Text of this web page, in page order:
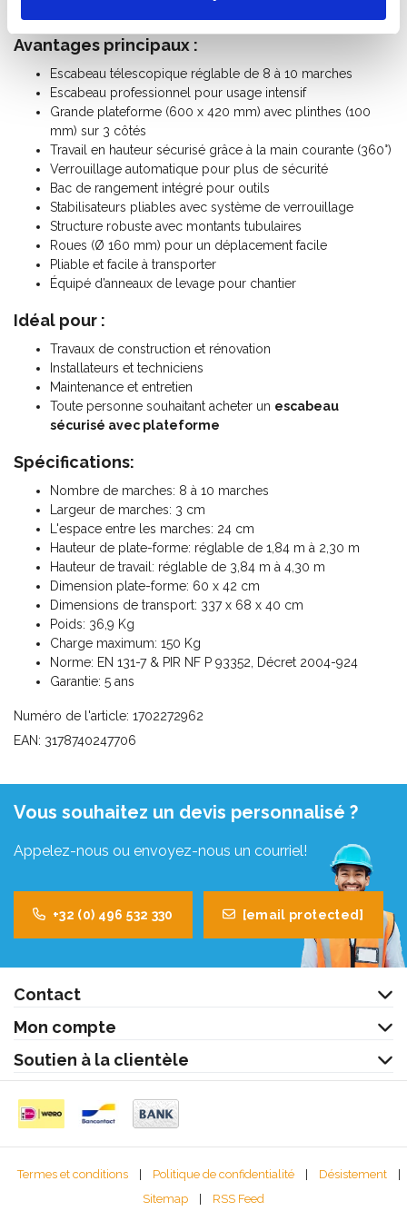
Avantages principaux :
Escabeau télescopique réglable de 8 à 10 marches
Escabeau professionnel pour usage intensif
Grande plateforme (600 x 420 mm) avec plinthes (100
mm) sur 3 côtés
Travail en hauteur sécurisé grâce à la main courante (360°)
Verrouillage automatique pour plus de sécurité
Bac de rangement intégré pour outils
Stabilisateurs pliables avec système de verrouillage
Structure robuste avec montants tubulaires
Roues (Ø 160 mm) pour un déplacement facile
Pliable et facile à transporter
Équipé d’anneaux de levage pour chantier
Idéal pour :
Travaux de construction et rénovation
Installateurs et techniciens
Maintenance et entretien
Toute personne souhaitant acheter un escabeau
sécurisé avec plateforme
Spécifications:
Nombre de marches: 8 à 10 marches
Largeur de marches: 3 cm
L'espace entre les marches: 24 cm
Hauteur de plate-forme: réglable de 1,84 m à 2,30 m
Hauteur de travail: réglable de 3,84 m à 4,30 m
Dimension plate-forme: 60 x 42 cm
Dimensions de transport: 337 x 68 x 40 cm
Poids: 36,9 Kg
Charge maximum: 150 Kg
Norme: EN 131-7 & PIR NF P 93352, Décret 2004-924
Garantie: 5 ans
Numéro de l'article: 1702272962
EAN: 3178740247706
Vous souhaitez un devis personnalisé ?
Appelez-nous ou envoyez-nous un courriel!
+32 (0) 496 532 330 [email protected]
Contact
Mon compte
Soutien à la clientèle
Termes et conditions | Politique de confidentialité | Désistement
|
Sitemap
| RSS Feed